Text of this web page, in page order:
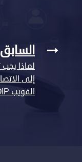
السابق
لماذا يجب
إلى
الفويب VOIP